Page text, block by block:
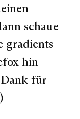
schaue
gradients
hin
für